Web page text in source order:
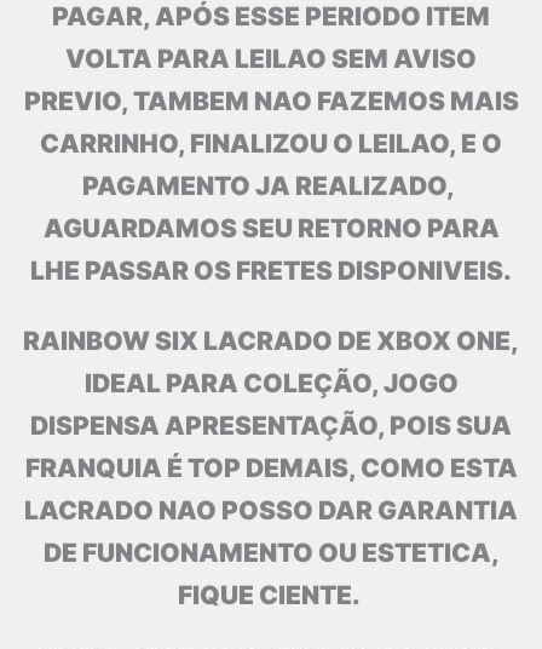
PAGAR, APÓS ESSE PERIODO ITEM
VOLTA PARA LEILAO SEM AVISO
PREVIO, TAMBEM NAO FAZEMOS MAIS
CARRINHO, FINALIZOU O LEILAO, E O
PAGAMENTO JA REALIZADO,
AGUARDAMOS SEU RETORNO PARA
LHE PASSAR OS FRETES DISPONIVEIS.
RAINBOW SIX LACRADO DE XBOX ONE,
IDEAL PARA COLEÇÃO, JOGO
DISPENSA APRESENTAÇÃO, POIS SUA
FRANQUIA É TOP DEMAIS, COMO ESTA
LACRADO NAO POSSO DAR GARANTIA
DE FUNCIONAMENTO OU ESTETICA,
FIQUE CIENTE.